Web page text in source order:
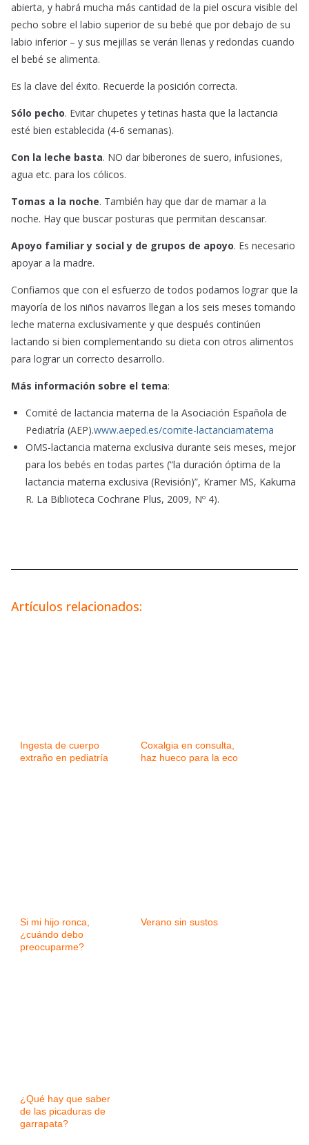
abierta, y habrá mucha más cantidad de la piel oscura visible del
pecho sobre el labio superior de su bebé que por debajo de su
labio inferior – y sus mejillas se verán llenas y redondas cuando
el bebé se alimenta.
Es la clave del éxito. Recuerde la posición correcta.
Sólo pecho. Evitar chupetes y tetinas hasta que la lactancia
esté bien establecida (4-6 semanas).
Con la leche basta. NO dar biberones de suero, infusiones,
agua etc. para los cólicos.
Tomas a la noche. También hay que dar de mamar a la
noche. Hay que buscar posturas que permitan descansar.
Apoyo familiar y social y de grupos de apoyo. Es necesario
apoyar a la madre.
Confiamos que con el esfuerzo de todos podamos lograr que la
mayoría de los niños navarros llegan a los seis meses tomando
leche materna exclusivamente y que después continúen
lactando si bien complementando su dieta con otros alimentos
para lograr un correcto desarrollo.
Más información sobre el tema:
Comité de lactancia materna de la Asociación Española de
Pediatría (AEP).www.aeped.es/comite-lactanciamaterna
OMS-lactancia materna exclusiva durante seis meses, mejor
para los bebés en todas partes (“la duración óptima de la
lactancia materna exclusiva (Revisión)”, Kramer MS, Kakuma
R. La Biblioteca Cochrane Plus, 2009, Nº 4).
Artículos relacionados:
Ingesta de cuerpo
extraño en pediatría
Coxalgia en consulta,
haz hueco para la eco
Si mi hijo ronca,
¿cuándo debo
preocuparme?
Verano sin sustos
¿Qué hay que saber
de las picaduras de
garrapata?